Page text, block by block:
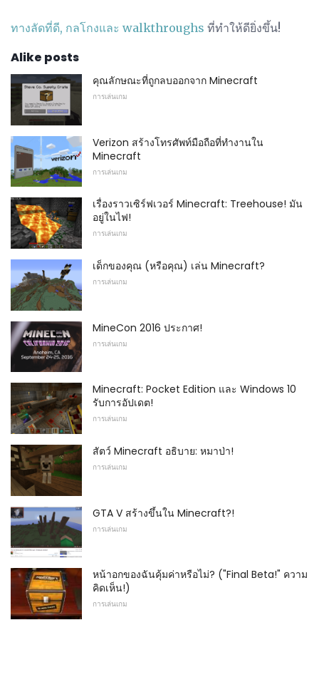
ทางลัดที่ดี, กลโกงและ walkthroughs ที่ทำให้ดียิ่งขึ้น!
Alike posts
คุณลักษณะที่ถูกลบออกจาก Minecraft
การเล่นเกม
Verizon สร้างโทรศัพท์มือถือที่ทำงานใน
Minecraft
การเล่นเกม
เรื่องราวเซิร์ฟเวอร์ Minecraft: Treehouse! มัน
อยู่ในไฟ!
การเล่นเกม
เด็กของคุณ (หรือคุณ) เล่น Minecraft?
การเล่นเกม
MineCon 2016 ประกาศ!
การเล่นเกม
Minecraft: Pocket Edition และ Windows 10
รับการอัปเดต!
การเล่นเกม
สัตว์ Minecraft อธิบาย: หมาป่า!
การเล่นเกม
GTA V สร้างขึ้นใน Minecraft?!
การเล่นเกม
หน้าอกของฉันคุ้มค่าหรือไม่? ("Final Beta!" ความ
คิดเห็น!)
การเล่นเกม